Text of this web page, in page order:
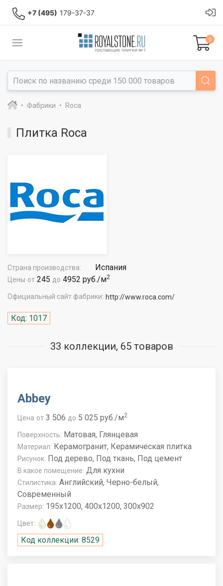
+7 (495) 179-37-37
0
Фабрики Roca
Плитка Roca
Страна производства: Испания
Цены от 245 до 4952 руб./м2
Официальный сайт фабрики: http://www.roca.com/
Код: 1017
33 коллекции, 65 товаров
Abbey
Цена от 3 506 до 5 025 руб./м2
Поверхность: Матовая, Глянцевая
Материал: Керамогранит, Керамическая плитка
Рисунок: Под дерево, Под ткань, Под цемент
В какое помещение: Для кухни
Стилистика: Английский, Черно-белый,
Современный
Размер: 195x1200, 400x1200, 300x902
Цвет:
Код коллекции: 8529